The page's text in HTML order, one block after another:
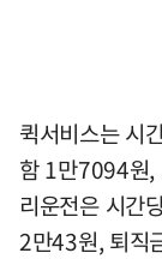
퀵서비스는 시
함 1만7094원,
리운전은 시간
2만43원, 퇴직